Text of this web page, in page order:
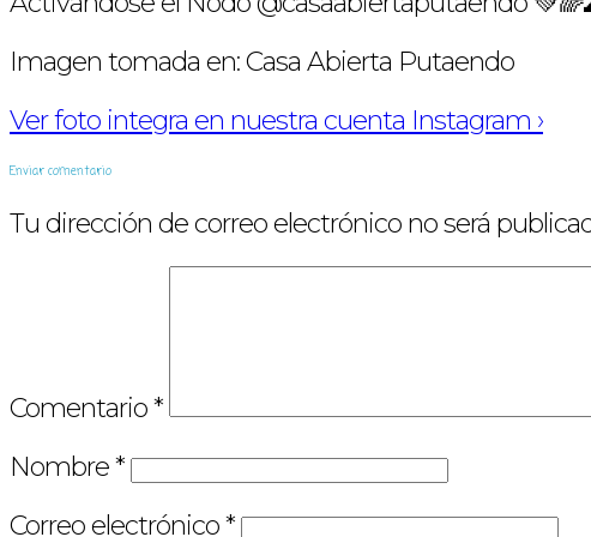
Imagen tomada en: Casa Abierta Putaendo
Ver foto integra en nuestra cuenta Instagram ›
Enviar comentario
Tu dirección de correo electrónico no será
Comentario*
Nombre*
Correo electrónico*